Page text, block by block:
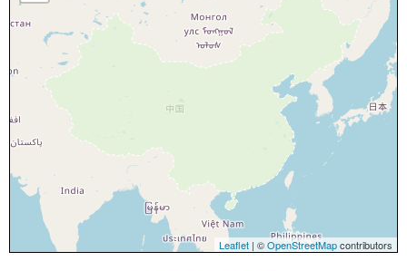
Leaflet | ©OpenStreetMapcontributors